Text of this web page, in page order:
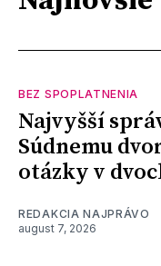
BEZ SPOPLATNENIA
Najvyšší
Súdnemu
otázky v
REDAKCIA NAJPRÁVO
august 7, 2026